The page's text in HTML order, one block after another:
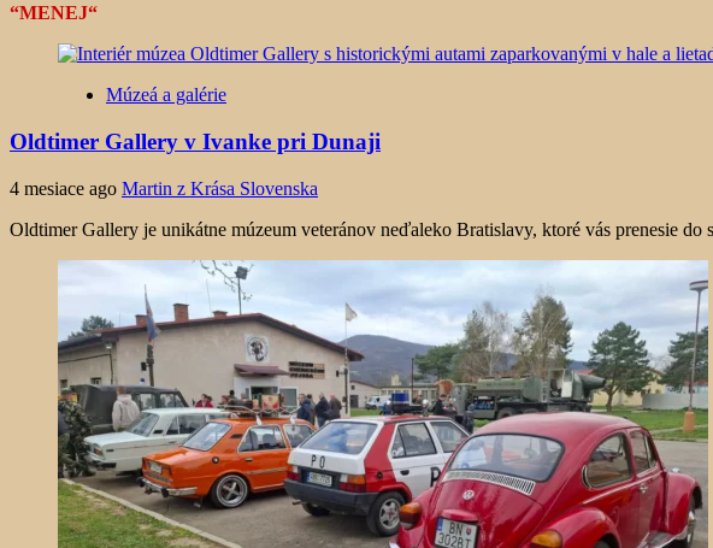
“MENEJ“
Múzeá a galérie
Oldtimer Gallery v Ivanke pri Dunaji
4 mesiace ago Martin z Krása Slovenska
Oldtimer Gallery je unikátne múzeum veteránov neďaleko Bratislavy, ktoré vás prenesie